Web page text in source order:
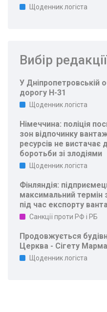
Щоденник логіста
Вибір редакції
У Дніпропетровській
дорогу Н-31
Щоденник логіста
Німеччина: поліція
зон відпочинку
ресурсів не вистачає
боротьби зі злодіями
Щоденник логіста
Фінляндія:
максимальний термін
під час експорту
Санкції проти РФ і РБ
Продовжується
Церква - Сігету
Щоденник логіста